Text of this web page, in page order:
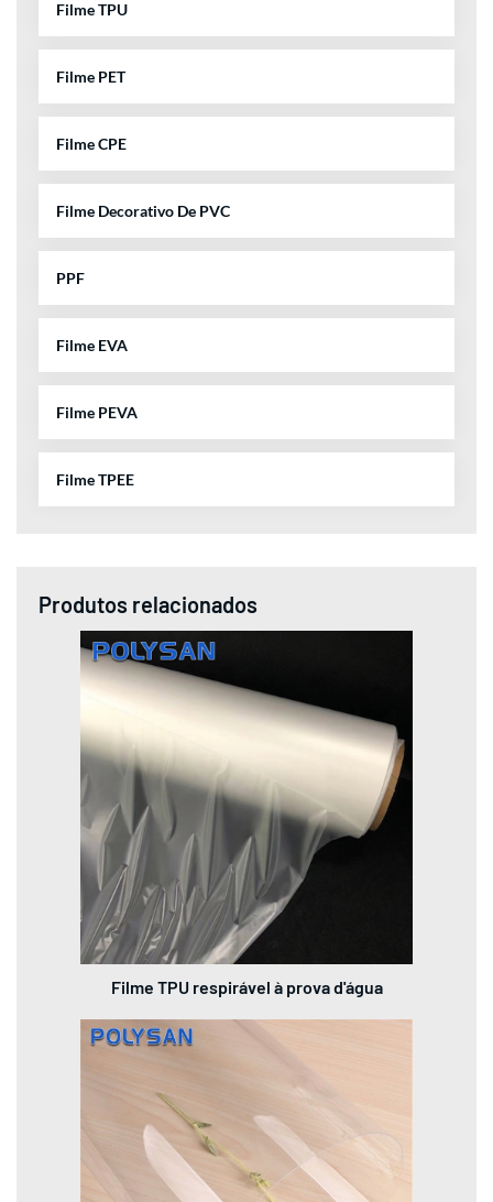
Filme TPU
Filme PET
Filme CPE
Filme Decorativo De PVC
PPF
Filme EVA
Filme PEVA
Filme TPEE
Produtos relacionados
Filme TPU respirável à prova d'água